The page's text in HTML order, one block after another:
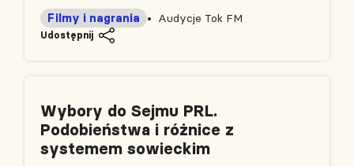
Audycje Tok FM
Filmy i nagrania
Udostępnij
Wybory do Sejmu PRL.
Podobieństwa i różnice z
systemem sowieckim